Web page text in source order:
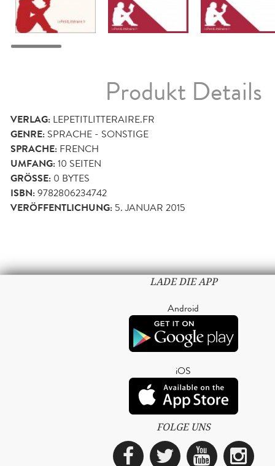
Produkt Details
VERLAG: LEPETITLITTERAIRE.FR
GENRE: SPRACHE - SONSTIGE
SPRACHE: FRENCH
UMFANG:10 SEITEN
GRÖSSE: 0 BYTES
ISBN:9782806234742
VERÖFFENTLICHUNG: 5. JANUAR 2015
LADE DIE APP
Android
iOS
FOLGE UNS
Facebook
Twitter